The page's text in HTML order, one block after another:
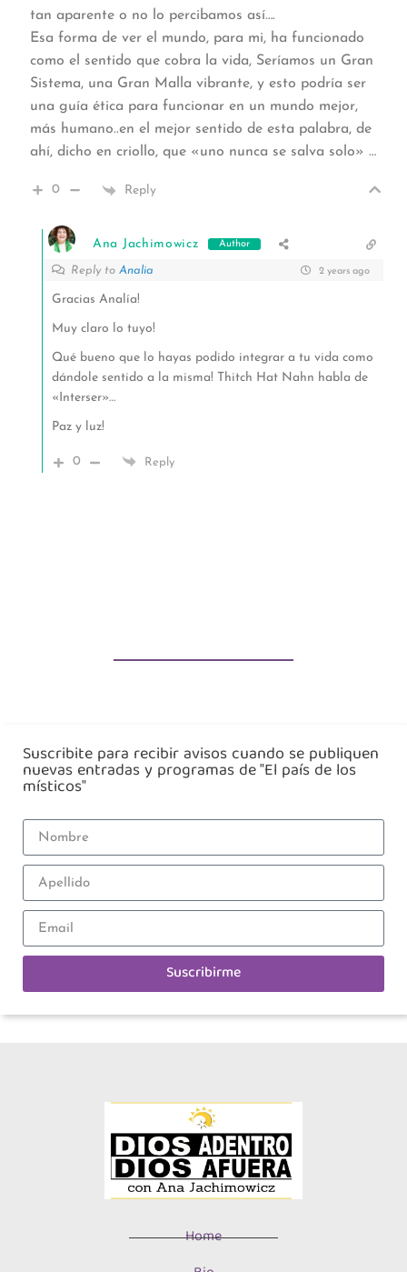
tan aparente o no lo percibamos así….
Esa forma de ver el mundo, para mi, ha funcionado
como el sentido que cobra la vida, Seríamos un Gran
Sistema, una Gran Malla vibrante, y esto podría ser
una guía ética para funcionar en un mundo mejor,
más humano..en el mejor sentido de esta palabra, de
ahí, dicho en criollo, que «uno nunca se salva solo» …
0 Reply
Ana Jachimowicz Author
Reply to Analia 2 years ago
Gracias Analía!
Muy claro lo tuyo!
Qué bueno que lo hayas podido integrar a tu vida como
dándole sentido a la misma! Thitch Hat Nahn habla de
«Interser»…
Paz y luz!
0 Reply
Suscribite para recibir avisos cuando se publiquen
nuevas entradas y programas de "El país de los
místicos"
Suscribirme
Home